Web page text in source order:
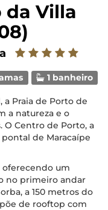
da Villa
1 banheiro
a Praia de Porto de
a natureza e o
O Centro de Porto, a
de Maracaípe
oferecendo um
no primeiro andar
a 150 metros do
de rooftop com